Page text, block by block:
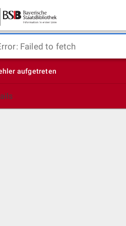
Failed to fetch
aufgetreten